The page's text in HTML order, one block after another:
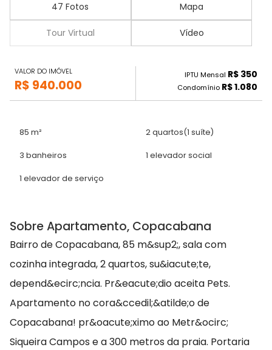
47 Fotos Mapa
Tour Virtual Vídeo
VALOR DO IMÓVEL
R$ 940.000
IPTU Mensal R$ 350
Condomínio R$ 1.080
85 m² 2 quartos(1 suíte)
3 banheiros 1 elevador social
1 elevador de serviço
Sobre Apartamento, Copacabana
Bairro de Copacabana, 85 m&sup2;, sala com
cozinha integrada, 2 quartos, su&iacute;te,
depend&ecirc;ncia. Pr&eacute;dio aceita Pets.
Apartamento no cora&ccedil;&atilde;o de
Copacabana! pr&oacute;ximo ao Metr&ocirc;
Siqueira Campos e a 300 metros da praia. Portaria